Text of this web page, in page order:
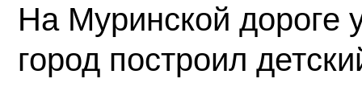
На Муринской дороге
город построил